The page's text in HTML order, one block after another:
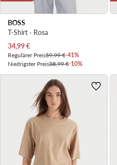
BOSS
T-Shirt · Rosa
Aktueller Preis
34,99€
Regulärer Preis59,99 €-41%
Niedrigster Preis38,99 €-10%